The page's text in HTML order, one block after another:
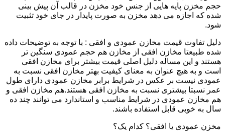
حجم مخزن پایه هایی از جنس خود مخزن در قالب آن پیش بینی
شده که اجازه می دهد مخزن به صورت پایدار در جای خود تثبیت
شود.
دلیل تفاوت قیمت مخازن عمودی و افقی : با توجه به توضیحات داده
شده طبیعتا مخازن افقی از مخازن هم حجم عمودی سنگین تر
هستند و این مساله دلیل اصلی قیمت بیشتر برای مخازن افقی
است و به هیچ عنوان به معنای کیفیت بهتر مخازن افقی نسبت به
عمودی نیست بر عکس در شرایط برابر مخازن عمودی دارای طول
عمر نسبتا بیشتری نسبت به مخازن افقی هستند.هم مخازن افقی و
هم مخازن عمودی در شرایط مناسب و استاندارد می توانند چند ده
سال به خوبی قابل استفاده باشند.
مخزن عمودی یا افقی؟ کدام یک؟